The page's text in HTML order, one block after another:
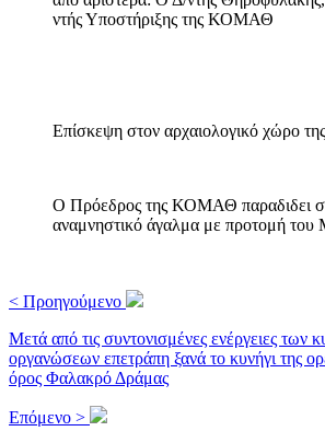
ντής Υποστήριξης της ΚΟΜΑΘ
Επίσκεψη στον αρχαιολογικό χώρο
Ο Πρόεδρος της ΚΟΜΑΘ παραδιδει
αναμνηστικό άγαλμα με προτομή
< Προηγούμενο
Μετά από τις συντονισμένες ενέργειες των
οργανώσεων επετράπη ξανά το κυνήγι της
όρος Φαλακρό Δράμας
Επόμενο >